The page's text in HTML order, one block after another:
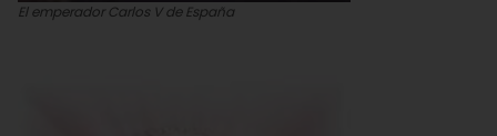
El emperador Carlos V de España